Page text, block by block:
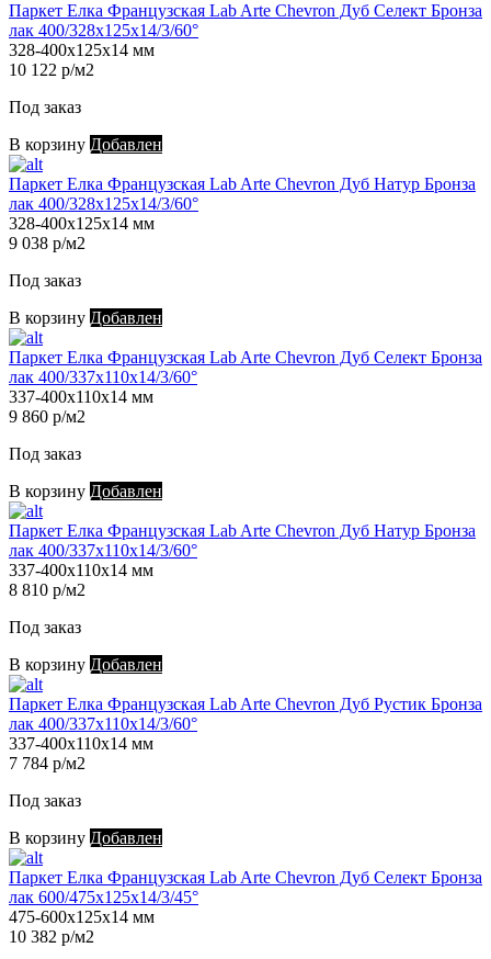
Паркет Елка Французская Lab Arte Chevron Дуб Селект Бронза
лак 400/328х125х14/3/60°
328-400х125х14 мм
10 122 р/м2
Под заказ
В корзину Добавлен
Паркет Елка Французская Lab Arte Chevron Дуб Натур Бронза
лак 400/328х125х14/3/60°
328-400х125х14 мм
9 038 р/м2
Под заказ
В корзину Добавлен
Паркет Елка Французская Lab Arte Chevron Дуб Селект Бронза
лак 400/337х110х14/3/60°
337-400х110х14 мм
9 860 р/м2
Под заказ
В корзину Добавлен
Паркет Елка Французская Lab Arte Chevron Дуб Натур Бронза
лак 400/337х110х14/3/60°
337-400х110х14 мм
8 810 р/м2
Под заказ
В корзину Добавлен
Паркет Елка Французская Lab Arte Chevron Дуб Рустик Бронза
лак 400/337х110х14/3/60°
337-400х110х14 мм
7 784 р/м2
Под заказ
В корзину Добавлен
Паркет Елка Французская Lab Arte Chevron Дуб Селект Бронза
лак 600/475х125х14/3/45°
475-600х125х14 мм
10 382 р/м2